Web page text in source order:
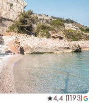
4,4 (1193)